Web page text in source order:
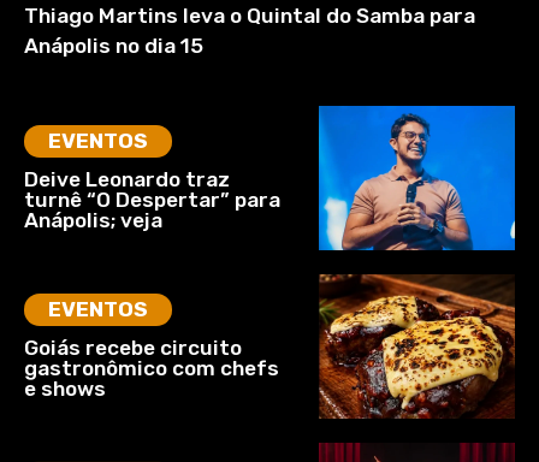
Thiago Martins leva o Quintal do Samba para
Anápolis no dia 15
EVENTOS
Deive Leonardo traz
turnê “O Despertar” para
Anápolis; veja
EVENTOS
Goiás recebe circuito
gastronômico com chefs
e shows